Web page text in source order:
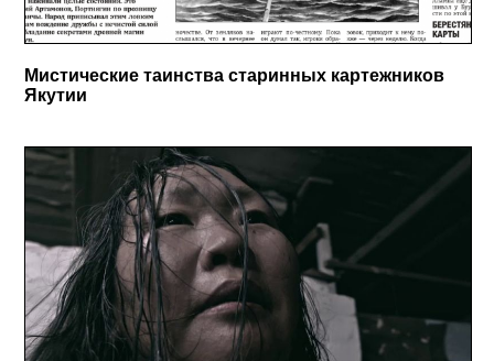
Мистические таинства старинных картежников
Якутии